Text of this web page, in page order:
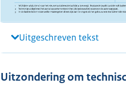
Uitgeschreven tekst
Uitzondering om